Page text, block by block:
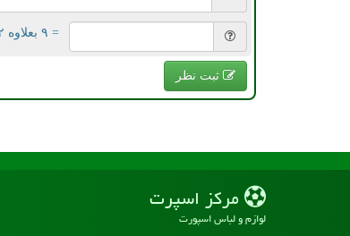
= ۹ بعلاوه ۲
ثبت نظر
مركز اسپرت
لوازم و لباس اسپورت